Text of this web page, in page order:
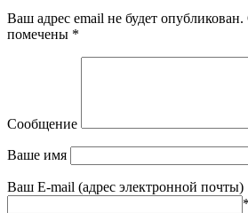
Ваш адрес email не будет опубликован.
помечены *
Сообщение
Ваше имя
Ваш E-mail (адрес электронной почты)
*